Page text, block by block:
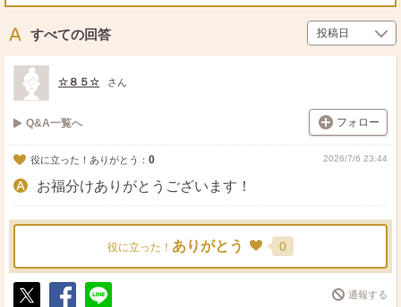
ポ
ト
シ
ア
送
すべての回答
☆８５☆ さん
Q&A一覧へ フォロー
役に立った！ありがとう： 0 2026/7/6 23:44
お福分けありがとうございます！
役に立った！ ありがとう 0
通報する